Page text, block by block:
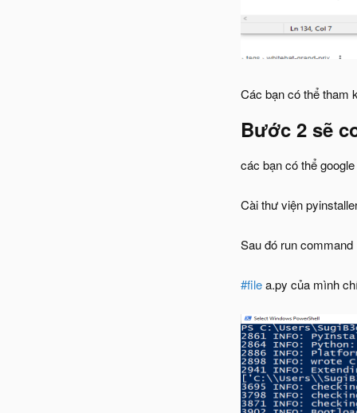
Các bạn có thể tham
Bước 2 sẽ
các bạn có thể
Cài thư viện
Sau đó run command
#filea.py của mình